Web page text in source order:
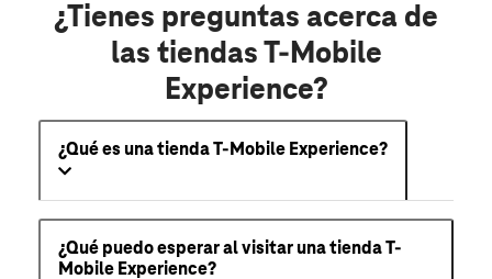
¿Tienes preguntas acerca de
las tiendas T-Mobile
Experience?
¿Qué es una tienda T-Mobile Experience?
¿Qué puedo esperar al visitar una tienda T-
Mobile Experience?